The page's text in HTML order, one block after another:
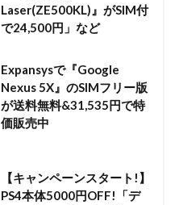
Laser(ZE500KL)』がSIM付
で24,500円」など
Expansysで『Google
Nexus 5X』のSIMフリー版
が送料無料&31,535円で特
価販売中
【キャンペーンスタート!】
PS4本体5000円OFF!「デ